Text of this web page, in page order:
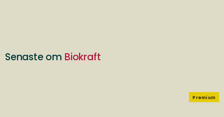
Senaste om Biokraft
Premium